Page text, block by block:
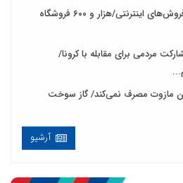
تضمین‌چی راه امن خرید و فروش‌های اینترنتی/هزار و ۶۰۰ فروشگاه
مشارکت مردمی برای مقابله با کرونا/
مازوت مصرف نمی‌کند/ گاز سوخت
آرشیو